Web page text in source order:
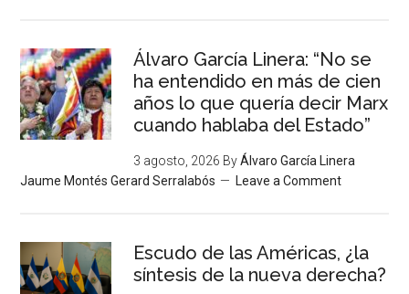
Álvaro García Linera: “No se
ha entendido en más de cien
años lo que quería decir Marx
cuando hablaba del Estado”
3 agosto, 2026 ByÁlvaro García Linera
Jaume Montés Gerard Serralabós
Leave a Comment
Escudo de las Américas, ¿la
síntesis de la nueva derecha?